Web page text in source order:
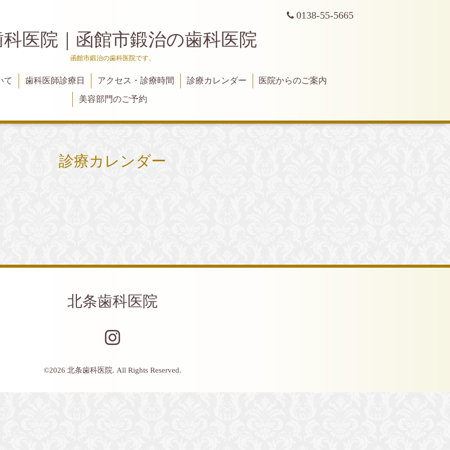
0138-55-5665
科医院｜函館市鍛治の歯科医院
函館市鍛治の歯科医院です。
て 歯科医師診療日 アクセス・診療時間 診療カレンダー
医院からのご案内
美容部門のご予約
診療カレンダー
北条歯科医院
©2026 北条歯科医院. All Rights Reserved.